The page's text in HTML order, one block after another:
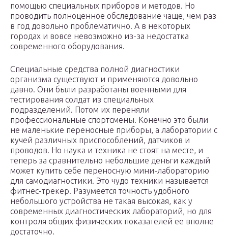
помощью специальных приборов и методов. Но
проводить полноценное обследование чаще, чем раз
в год довольно проблематично. А в некоторых
городах и вовсе невозможно из-за недостатка
современного оборудования.
Специальные средства полной диагностики
организма существуют и применяются довольно
давно. Они были разработаны военными для
тестирования солдат из специальных
подразделений. Потом их переняли
профессиональные спортсмены. Конечно это были
не маленькие переносные приборы, а лаборатории с
кучей различных приспособлений, датчиков и
проводов. Но наука и техника не стоят на месте, и
теперь за сравнительно небольшие деньги каждый
может купить себе переносную мини-лабораторию
для самодиагностики. Это чудо техники называется
фитнес-трекер. Разумеется точность удобного
небольшого устройства не такая высокая, как у
современных диагностических лабораторий, но для
контроля общих физических показателей ее вполне
достаточно.